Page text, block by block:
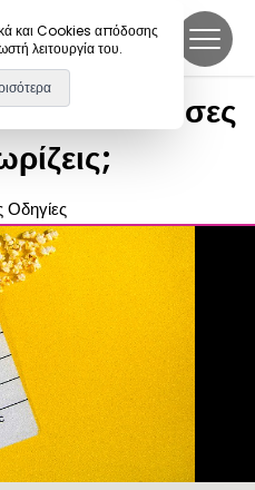
και Cookies απόδοσης
λειτουργία του.
χορού: Πόσες
Οδηγίες